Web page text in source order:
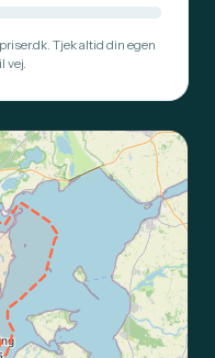
Tjek altid din egen
vej.